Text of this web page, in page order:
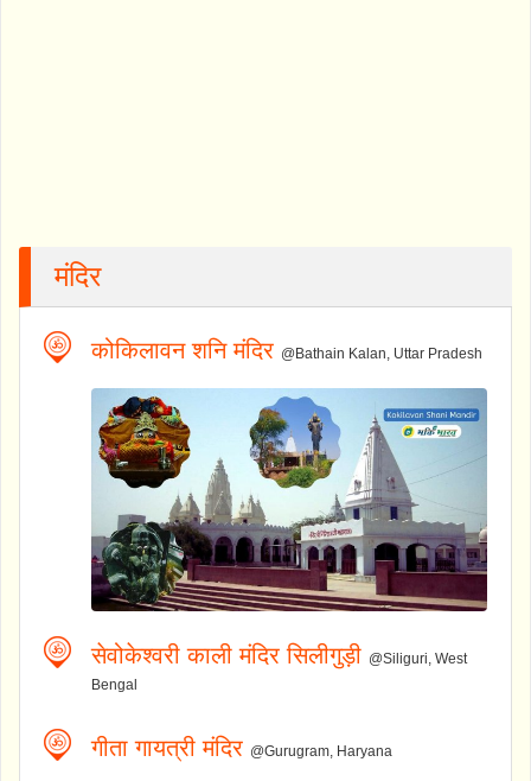
मंदिर
कोकिलावन शनि मंदिर @Bathain Kalan, Uttar Pradesh
सेवोकेश्वरी काली मंदिर सिलीगुड़ी @Siliguri, West
Bengal
गीता गायत्री मंदिर @Gurugram, Haryana